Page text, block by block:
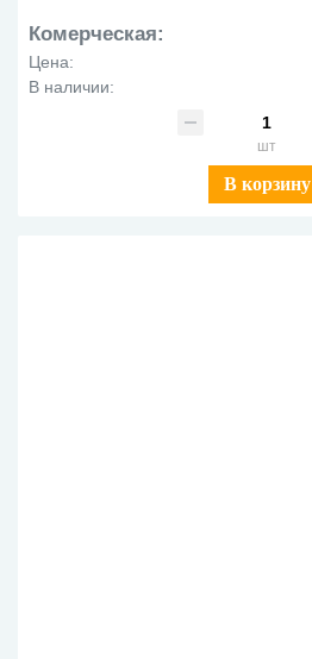
Комерческая:
Цена:
В наличии:
шт
В корзину